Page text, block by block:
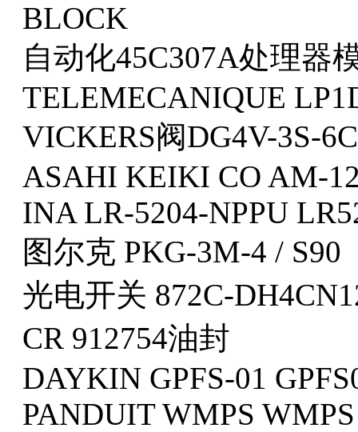
BLOCK
自动化45C307A处理器
TELEMECANIQUE
VICKERS阀DG4V-3S-
ASAHI KEIKI CO AM-
INA LR-5204-NPPU
图尔克 PKG-3M-4 / S90
光电开关 872C-
CR 912754油封
DAYKIN GPFS-01
PANDUIT WMPS WMPS